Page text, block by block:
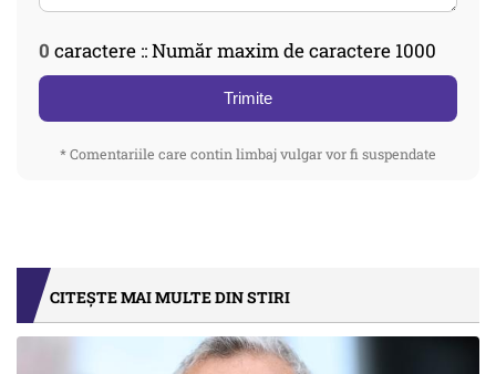
0 caractere :: Număr maxim de caractere 1000
Trimite
* Comentariile care contin limbaj vulgar vor fi suspendate
CITEȘTE MAI MULTE DIN STIRI